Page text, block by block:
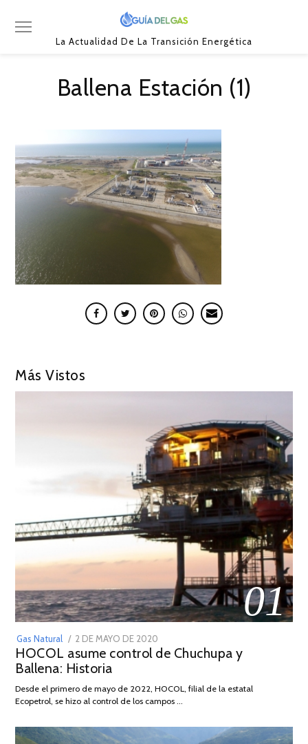
La Actualidad De La Transición Energética
Ballena Estación (1)
Más Vistos
01
Gas Natural
POSTED
ON
2 DE MAYO DE 2020
DE
2026
HOCOL asume control de Chuchupa y
Ballena: Historia
Desde el primero de mayo de 2022, HOCOL, filial de la estatal
Ecopetrol, se hizo al control de los campos …